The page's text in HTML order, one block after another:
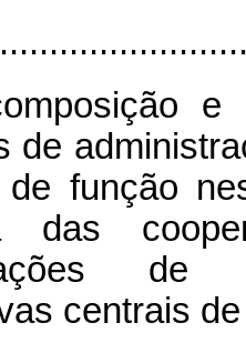
e
de
de função
das
de
centrais